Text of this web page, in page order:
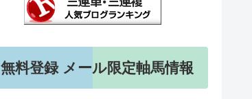
無料登録 メール限定軸馬情報